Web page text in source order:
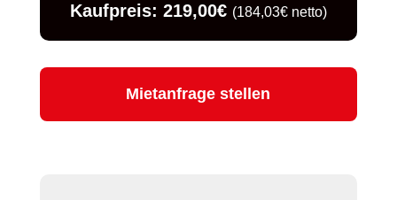
Kaufpreis: 219,00€ (184,03€ netto)
Mietanfrage stellen